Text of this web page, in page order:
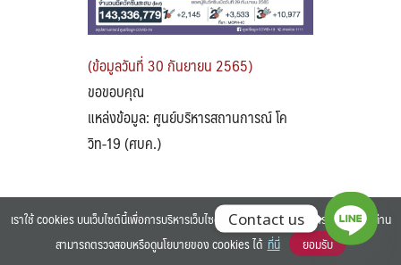
Search
(ข้อมูลวันที่ 30 กันยายน 2565)
ขอขอบคุณ
แหล่งข้อมูล: ศูนย์บริหารสถานการณ์ โค
วิท-19 (ศบค.)
©2025 BANGKOK UNIVERSITY. ALL RIGHTS RESERVED.
เราใช้ cookies บนเว็บไซต์นี้เพื่อการบริหารเว็บไซต์ และเพิ่มประสิทธิภาพการใช้งานของท่าน
สามารถตรวจสอบหรือดูนโยบายของ cookies ได้ ที่นี่ ยอมรับ
Contact us